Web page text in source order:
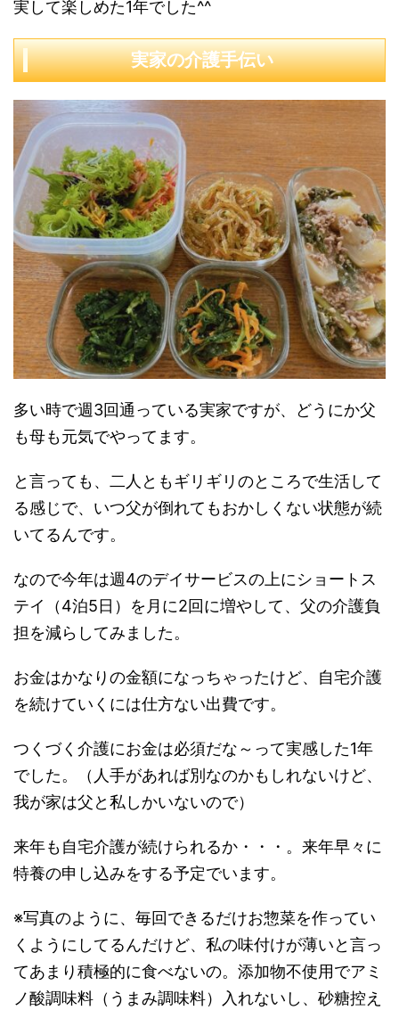
実して楽しめた1年でした^^
実家の介護手伝い
多い時で週3回通っている実家ですが、どうにか父
も母も元気でやってます。
と言っても、二人ともギリギリのところで生活して
る感じで、いつ父が倒れてもおかしくない状態が続
いてるんです。
なので今年は週4のデイサービスの上にショートス
テイ（4泊5日）を月に2回に増やして、父の介護負
担を減らしてみました。
お金はかなりの金額になっちゃったけど、自宅介護
を続けていくには仕方ない出費です。
つくづく介護にお金は必須だな～って実感した1年
でした。（人手があれば別なのかもしれないけど、
我が家は父と私しかいないので）
来年も自宅介護が続けられるか・・・。来年早々に
特養の申し込みをする予定でいます。
※写真のように、毎回できるだけお惣菜を作ってい
くようにしてるんだけど、私の味付けが薄いと言っ
てあまり積極的に食べないの。添加物不使用でアミ
ノ酸調味料（うまみ調味料）入れないし、砂糖控え